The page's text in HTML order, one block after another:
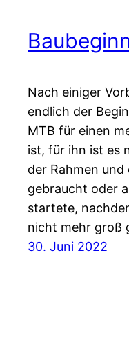
Nach einiger
endlich der
MTB für einen
ist, für ihn ist es
der Rahmen
gebraucht oder
startete,
nicht mehr groß
30. Juni 2022